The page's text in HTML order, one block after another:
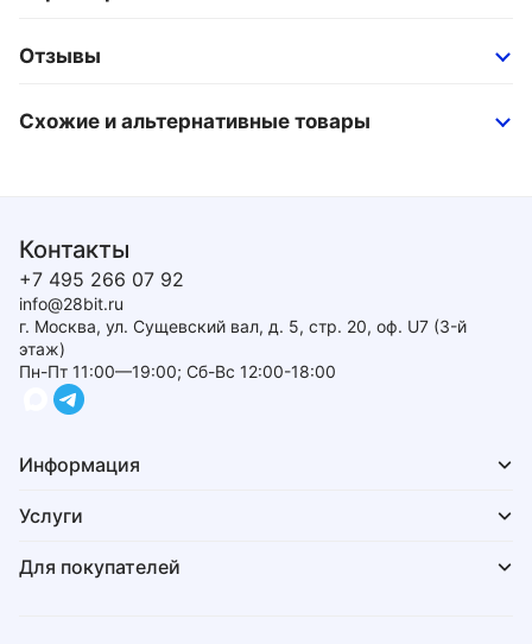
Отзывы
Схожие и альтернативные товары
Контакты
+7 495 266 07 92
info@28bit.ru
г. Москва, ул. Сущевский вал, д. 5, стр. 20, оф. U7 (3-й
этаж)
Пн-Пт 11:00—19:00; Сб-Вс 12:00-18:00
Информация
Услуги
Для покупателей